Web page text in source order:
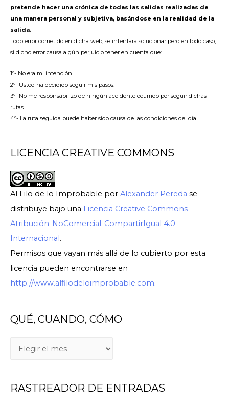
pretende hacer una crónica de todas las salidas realizadas de
una manera personal y subjetiva, basándose en la realidad de la
salida.
Todo error cometido en dicha web, se intentará solucionar pero en todo caso,
si dicho error causa algún perjuicio tener en cuenta que:
1º- No era mi intención.
2º- Usted ha decidido seguir mis pasos.
3º- No me responsabilizo de ningún accidente ocurrido por seguir dichas
rutas.
4º- La ruta seguida puede haber sido causa de las condiciones del día.
LICENCIA CREATIVE COMMONS
Al Filo de lo Improbable por Alexander Pereda se
distribuye bajo una Licencia Creative Commons
Atribución-NoComercial-CompartirIgual 4.0
Internacional.
Permisos que vayan más allá de lo cubierto por esta
licencia pueden encontrarse en
http://www.alfilodeloimprobable.com.
QUÉ, CUANDO, CÓMO
RASTREADOR DE ENTRADAS